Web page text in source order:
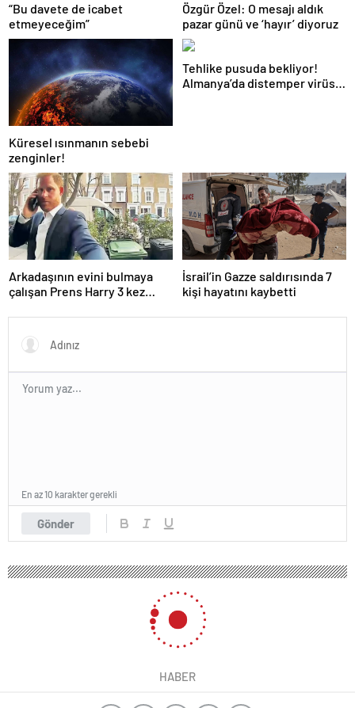
“Bu davete de icabet
etmeyeceğim”
Özgür Özel: O mesajı aldık
pazar günü ve ‘hayır’ diyoruz
Küresel ısınmanın sebebi
zenginler!
Tehlike pusuda bekliyor!
Almanya’da distemper virüsü
Arkadaşının evini bulmaya
çalışan Prens Harry 3 kez
İsrail’in Gazze saldırısında 7
kişi hayatını kaybetti
Gönder
En az 10 karakter gerekli
HABER